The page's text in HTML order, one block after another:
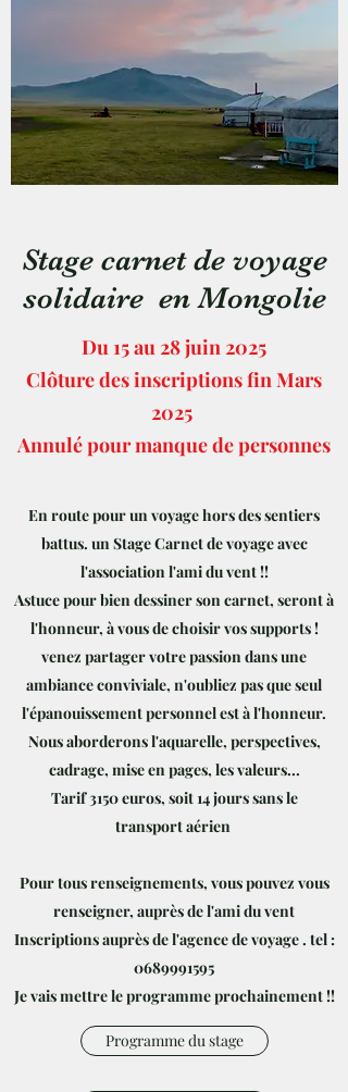
Stage carnet de voyage
solidaire en Mongolie
Du 15 au 28 juin 2025
Clôture des inscriptions fin Mars
2025
Annulé pour manque de personnes
En route pour un voyage hors des sentiers
battus. un Stage Carnet de voyage avec
l'association l'ami du vent !!
Astuce pour bien dessiner son carnet, seront à
l'honneur, à vous de choisir vos supports !
venez partager votre passion dans une
ambiance conviviale, n'oubliez pas que seul
l'épanouissement personnel est à l'honneur.
Nous aborderons l'aquarelle, perspectives,
cadrage, mise en pages, les valeurs...
Tarif 3150 euros, soit 14 jourssans le
transportaérien
Pour tous renseignements, vous pouvez vous
renseigner, auprès de l'ami du vent
Inscriptionsauprèsde l'agence de voyage . tel :
0689991595
Je vais mettre le programme prochainement !!
Programme du stage